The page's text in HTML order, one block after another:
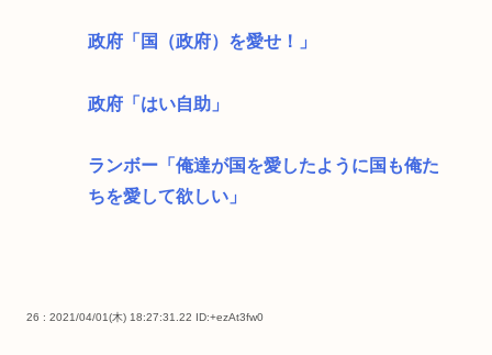
政府「国（政府）を愛せ！」
政府「はい自助」
ランボー「俺達が国を愛したように国も俺た
ちを愛して欲しい」
26 : 2021/04/01(木) 18:27:31.22 ID:+ezAt3fw0